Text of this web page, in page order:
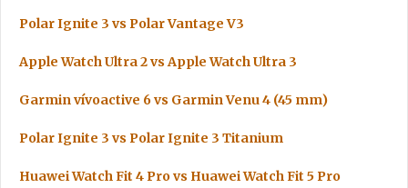
Polar Ignite 3 vs Polar Vantage V3
Apple Watch Ultra 2 vs Apple Watch Ultra 3
Garmin vívoactive 6 vs Garmin Venu 4 (45 mm)
Polar Ignite 3 vs Polar Ignite 3 Titanium
Huawei Watch Fit 4 Pro vs Huawei Watch Fit 5 Pro